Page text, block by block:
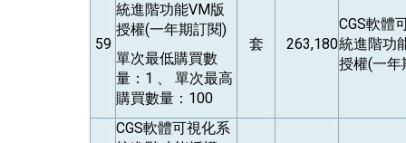
59
統進階功能VM版
授權(一年期訂閱)
單次最低購買數
量：1 、 單次最高
購買數量：100
套 263,180
CGS軟體
統進階功
授權(一年
CGS軟體可視化系